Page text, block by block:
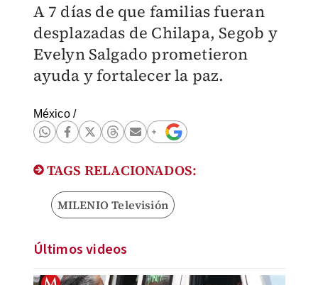
A 7 días de que familias fueran
desplazadas de Chilapa, Segob y
Evelyn Salgado prometieron
ayuda y fortalecer la paz.
México/
TAGS RELACIONADOS:
MILENIO Televisión
Últimos videos